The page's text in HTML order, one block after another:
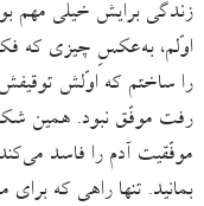
زندگی‌ برایش خیلی مهم
اوّلم، به‌عکسِ چیزی که
را ساختم که اوّلش
رفت موفّق نبود. همین
موفّقیت آدم را فاسد
بمانید. تنها راهی که